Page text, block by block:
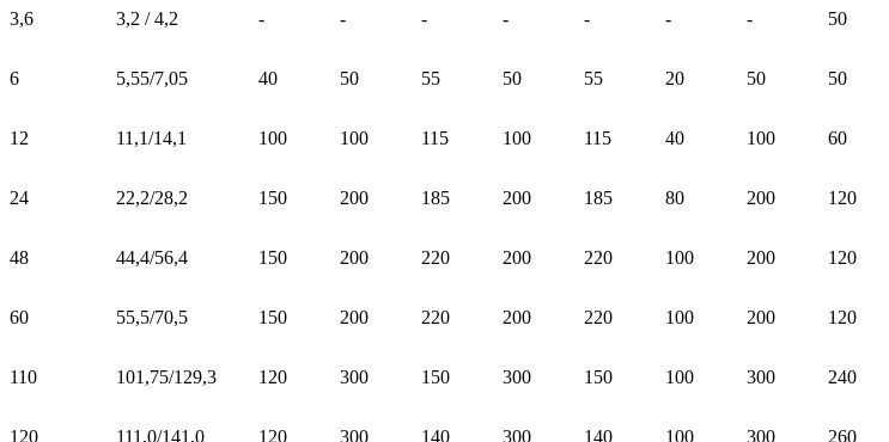
3,6 3,2 / 4,2 - - - - - - - 50
6 5,55/7,05 40 50 55 50 55 20 50 50
12 11,1/14,1 100 100 115 100 115 40 100 60
24 22,2/28,2 150 200 185 200 185 80 200 120
48 44,4/56,4 150 200 220 200 220 100 200 120
60 55,5/70,5 150 200 220 200 220 100 200 120
110 101,75/129,3 120 300 150 300 150 100 300 240
120 111,0/141,0 120 300 140 300 140 100 300 260